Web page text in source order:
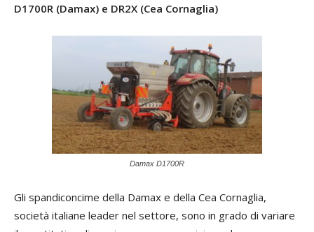
D1700R (Damax) e DR2X (Cea Cornaglia)
Damax D1700R
Gli spandiconcime della Damax e della Cea Cornaglia,
società italiane leader nel settore, sono in grado di variare